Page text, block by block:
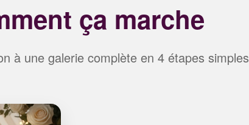
ça marche
à une galerie complète en 4 étapes simples